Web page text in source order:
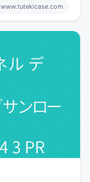
www.tutekicase.com